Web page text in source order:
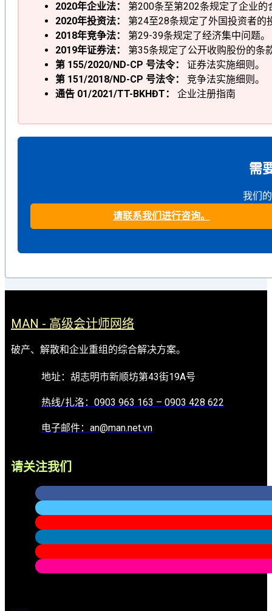
2020年企业法：
第200条至第202条规定了企业的
2020年投资法：
第24至28条规定了外国投资者的
2018年竞争法：
第29-39条规定了经济集中问题。
2019年证券法：
第35条规定了公开收购股份的条
第 155/2020/ND-CP 号法令：
证券法实施细则。
第 151/2018/ND-CP 号法令：
竞争法实施细则。
通告 01/2021/TT-BKHĐT：
企业注册指南
需
我们
请联系我们进行咨询。
MAN - 高级会计师网络
破产、解散和企业重组的综合解决方案。
地址：胡志明市新顺坊第43街19A号
热线/扎洛：0903 963 163 – 0903 428 622
电子邮件：an@man.net.vn
请关注我们